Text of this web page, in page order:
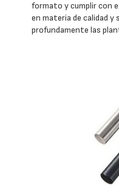
formato y cumplir con
en materia de calidad
profundamente las